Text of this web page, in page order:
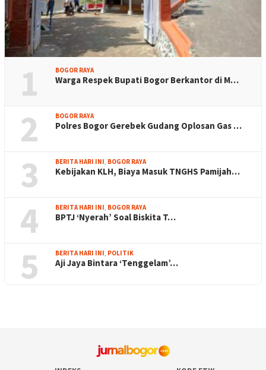
1 BOGOR RAYA
Warga Respek Bupati Bogor Berkantor di M…
2 BOGOR RAYA
Polres Bogor Gerebek Gudang Oplosan Gas …
3 BERITA HARI INI, BOGOR RAYA
Kebijakan KLH, Biaya Masuk TNGHS Pamijah…
4 BERITA HARI INI, BOGOR RAYA
BPTJ ‘Nyerah’ Soal Biskita T…
5 BERITA HARI INI, POLITIK
Aji Jaya Bintara ‘Tenggelam’…